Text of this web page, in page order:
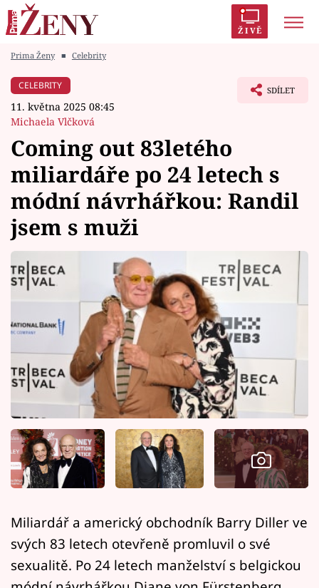
ŽIVĚ
Módní alarm
Témata
Celebrity
Vztahy
Seriály
Horoskopy
Sledujte prima+
Filmový festival Karlovy Vary
Pořady
Mámy sobě
Sledujte nás
Prima Ženy ■ Celebrity
CELEBRITY
11. května 2025 08:45
Michaela Vlčková
SDÍLET
Coming out 83letého
miliardáře po 24 letech s
módní návrhářkou: Randil
jsem s muži
Miliardář a americký obchodník Barry Diller ve
svých 83 letech otevřeně promluvil o své
sexualitě. Po 24 letech manželství s belgickou